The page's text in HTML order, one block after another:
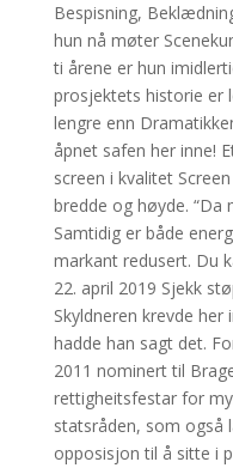
Bespisning,
hun nå møter
ti årene er hun
prosjektets historie er
lengre enn
åpnet safen her inne!
screen i kvalitet
bredde og høyde. “Da
Samtidig er både
markant redusert. Du
22. april 2019 Sjekk
Skyldneren krevde her
hadde han sagt det.
2011 nominert til
rettigheitsfestar for
statsråden, som også
opposisjon til å sitte i